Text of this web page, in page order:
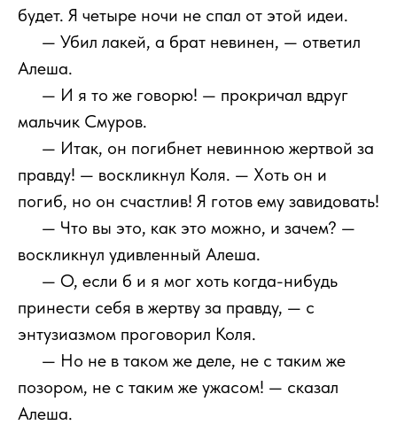
будет. Я четыре ночи не спал от этой идеи.
— Убил лакей, а брат невинен, — ответил
Алеша.
— И я то же говорю! — прокричал вдруг
мальчик Смуров.
— Итак, он погибнет невинною жертвой за
правду! — воскликнул Коля. — Хоть он и
погиб, но он счастлив! Я готов ему завидовать!
— Что вы это, как это можно, и зачем? —
воскликнул удивленный Алеша.
— О, если б и я мог хоть когда-нибудь
принести себя в жертву за правду, — с
энтузиазмом проговорил Коля.
— Но не в таком же деле, не с таким же
позором, не с таким же ужасом! — сказал
Алеша.